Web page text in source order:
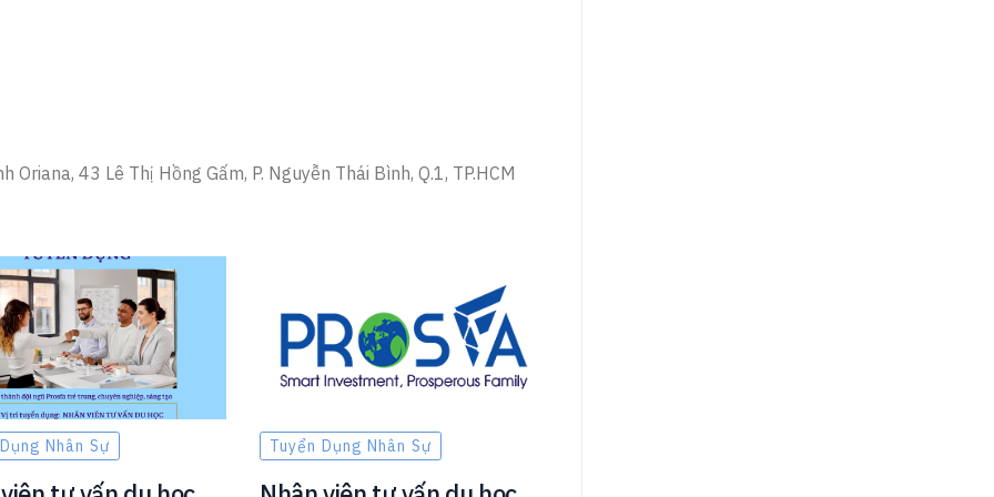
43 Lê Thị Hồng Gấm, P. Nguyễn Thái Bình, Q.1, TP.HCM
Nhân Sự Tuyển Dụng Nhân Sự